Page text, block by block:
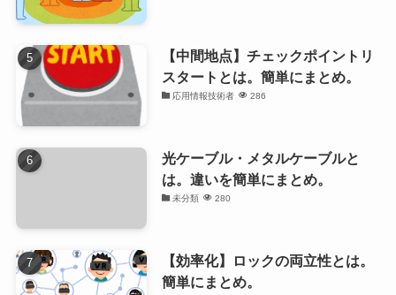
【中間地点】チェックポイントリ
スタートとは。簡単にまとめ。
応用情報技術者 286
光ケーブル・メタルケーブルと
は。違いを簡単にまとめ。
未分類 280
【効率化】ロックの両立性とは。
簡単にまとめ。